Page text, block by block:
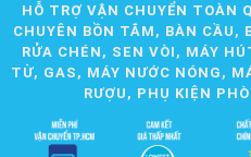
HỖ TRỢ VẬN CHUYỂN TOÀN
CHUYÊN BỒN TẮM, BÀN CẦU,
RỬA CHÉN, SEN VÒI, MÁY
TỪ, GAS, MÁY NƯỚC NÓNG,
RƯỢU, PHỤ KIỆN